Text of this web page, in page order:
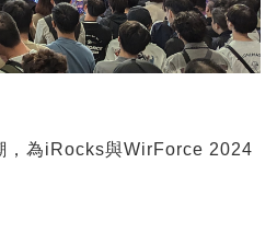
，為iRocks與WirForce 2024